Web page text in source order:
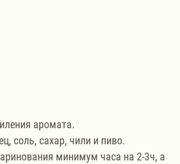
аромата.
соль, сахар, чили и пиво.
минимум часа на 2-3ч, а